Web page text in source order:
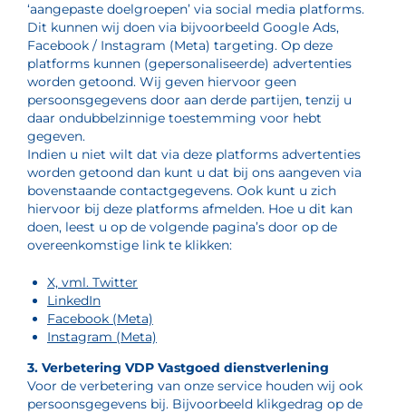
‘aangepaste doelgroepen’ via social media platforms.
Dit kunnen wij doen via bijvoorbeeld Google Ads,
Facebook / Instagram (Meta) targeting. Op deze
platforms kunnen (gepersonaliseerde) advertenties
worden getoond. Wij geven hiervoor geen
persoonsgegevens door aan derde partijen, tenzij u
daar ondubbelzinnige toestemming voor hebt
gegeven.
Indien u niet wilt dat via deze platforms advertenties
worden getoond dan kunt u dat bij ons aangeven via
bovenstaande contactgegevens. Ook kunt u zich
hiervoor bij deze platforms afmelden. Hoe u dit kan
doen, leest u op de volgende pagina’s door op de
overeenkomstige link te klikken:
X, vml. Twitter
LinkedIn
Facebook (Meta)
Instagram (Meta)
3. Verbetering VDP Vastgoed dienstverlening
Voor de verbetering van onze service houden wij ook
persoonsgegevens bij. Bijvoorbeeld klikgedrag op de